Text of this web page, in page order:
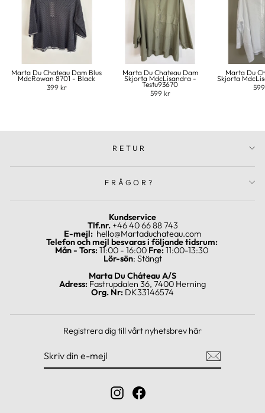
Marta Du Chateau Dam Blus
MdcRowan 8701 - Black
399 kr
Marta Du Chateau Dam
Skjorta MdcLisandra -
Testu93670
599 kr
Marta Du
Skjorta
RETUR
FRÅGOR?
Kundservice
Tlf.nr.+46 40 66 88 743
E-mejl: hello@Martaduchateau.com
Telefon och mejl besvaras i följande tidsrum:
Mån - Tors:11:00 - 16:00 Fre:11:00-13:30
Lör-sön: Stängt
Marta Du Cháteau A/S
Adress: Fastrupdalen 36, 7400 Herning
Org. Nr: DK33146574
Registrera dig till vårt nyhetsbrev här
InstagramFacebook